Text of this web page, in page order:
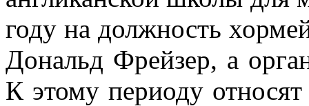
году на должность
Дональд Фрейзер, а
К этому периоду относят